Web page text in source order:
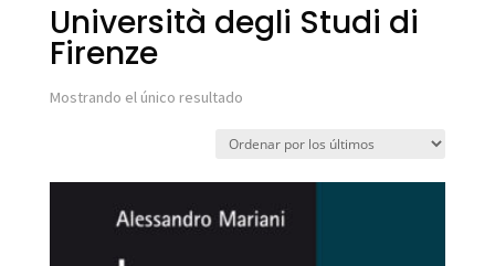
Università degli Studi di
Firenze
Mostrando el único resultado